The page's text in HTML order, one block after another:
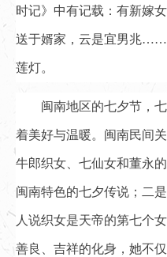
时记》中有记载：有新嫁
送于婿家，云是宜男兆……
莲灯。
闽南地区的七夕节，
着美好与温暖。闽南民间
牛郎织女、七仙女和董永
闽南特色的七夕传说；二
人说织女是天帝的第七个
善良、吉祥的化身，她不